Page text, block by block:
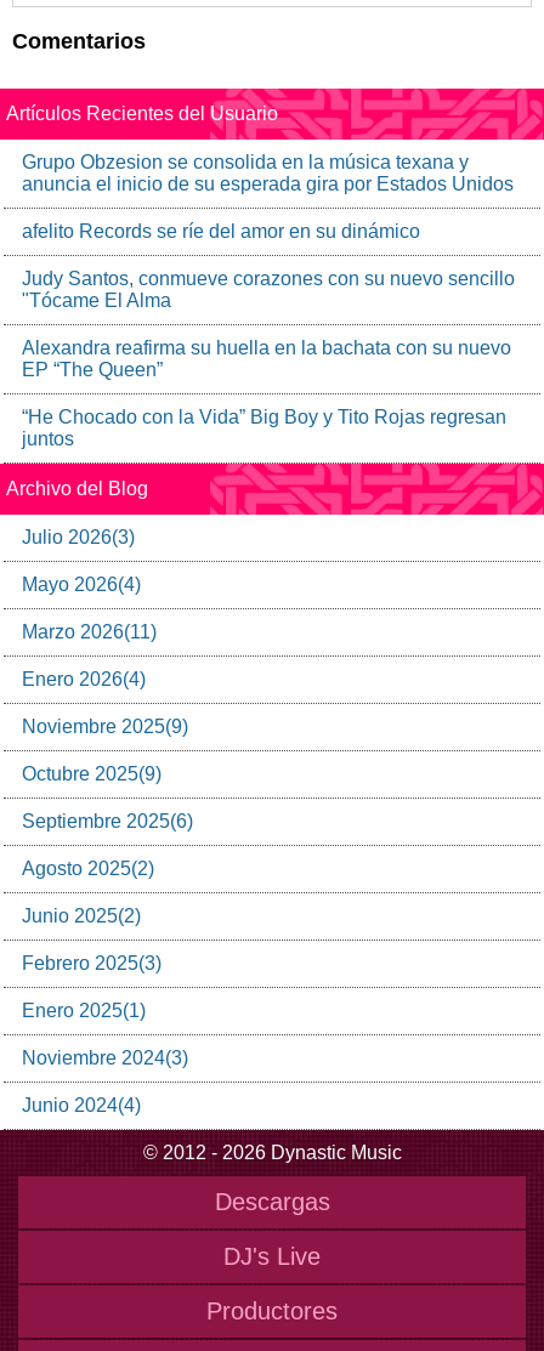
Comentarios
Artículos Recientes del Usuario
Grupo Obzesion se consolida en la música texana y
anuncia el inicio de su esperada gira por Estados Unidos
afelito Records se ríe del amor en su dinámico
Judy Santos, conmueve corazones con su nuevo sencillo
"Tócame El Alma
Alexandra reafirma su huella en la bachata con su nuevo
EP “The Queen”
“He Chocado con la Vida” Big Boy y Tito Rojas regresan
juntos
Archivo del Blog
Julio 2026(3)
Mayo 2026(4)
Marzo 2026(11)
Enero 2026(4)
Noviembre 2025(9)
Octubre 2025(9)
Septiembre 2025(6)
Agosto 2025(2)
Junio 2025(2)
Febrero 2025(3)
Enero 2025(1)
Noviembre 2024(3)
Junio 2024(4)
© 2012 - 2026 Dynastic Music
Descargas
DJ's Live
Productores